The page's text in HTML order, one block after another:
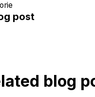
post
blog